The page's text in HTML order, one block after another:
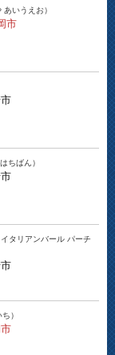
あいうえお）
市
ちばん）
イタリアンバール パーチ
）